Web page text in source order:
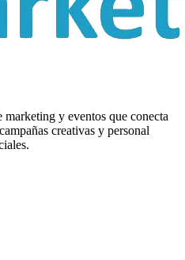
marketing y eventos que conecta
creativas y personal